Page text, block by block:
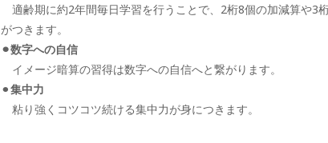
適齢期に約2年間毎日学習を行うことで、2桁8個の加減算や3
がつきます。
⚫︎数字への自信
イメージ暗算の習得は数字への自信へと繋がります。
⚫︎集中力
粘り強くコツコツ続ける集中力が身につきます。